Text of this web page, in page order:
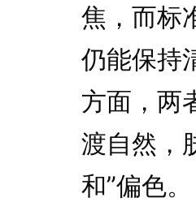
焦，而标
仍能保持
方面，两
渡自然，
和”偏色。